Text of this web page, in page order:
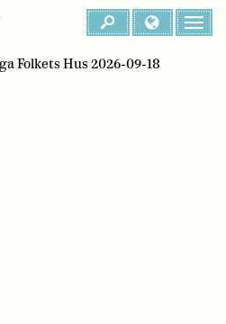
Folkets Hus 2026-09-18